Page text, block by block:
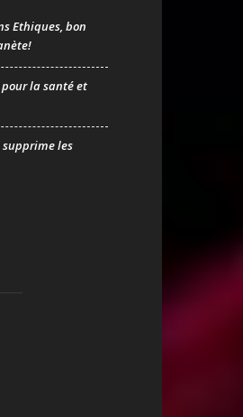
Ethiques, bon
pour la santé et
les